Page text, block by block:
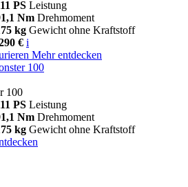
PS Leistung
Nm Drehmoment
kg Gewicht ohne Kraftstoff
€ i
Mehr entdecken
100
100
PS Leistung
Nm Drehmoment
kg Gewicht ohne Kraftstoff